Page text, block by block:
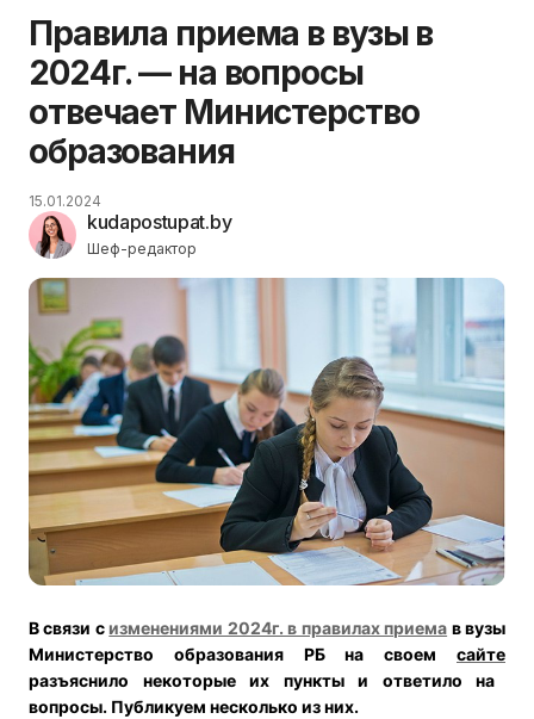
Правила приема в вузы в
2024г. — на вопросы
отвечает Министерство
образования
kudapostupat.by
Шеф-редактор
15.01.2024
В связи сизменениями 2024г. в правилах приема в вузы
Министерство образования РБ на своем сайте
разъяснило некоторые их пункты и ответило на
вопросы. Публикуем несколько из них.